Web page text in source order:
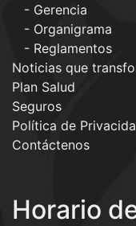
Gerencia
Organigrama
Reglamentos
Noticias que
Plan Salud
Seguros
Política de
Contáctenos
Horario